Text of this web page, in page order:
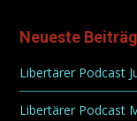
Neueste
Libertärer Podcast
Libertärer Podcast